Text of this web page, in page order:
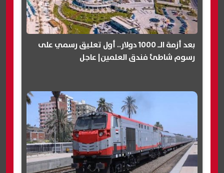
بعد أزمة الـ 1000 دولار.. أول تعليق رسمي على
رسوم شاطئ فندق العلمين| عاجل